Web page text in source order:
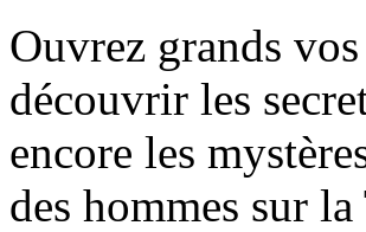
Ouvrez grands
découvrir les
encore les
des hommes sur la